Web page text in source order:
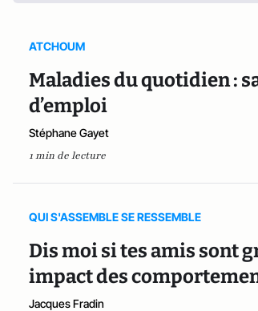
ATCHOUM
Maladies du quotidien :
d’emploi
Stéphane Gayet
1 min de lecture
QUI S'ASSEMBLE SE RESSEMBLE
Dis moi si tes amis sont
impact des
Jacques Fradin